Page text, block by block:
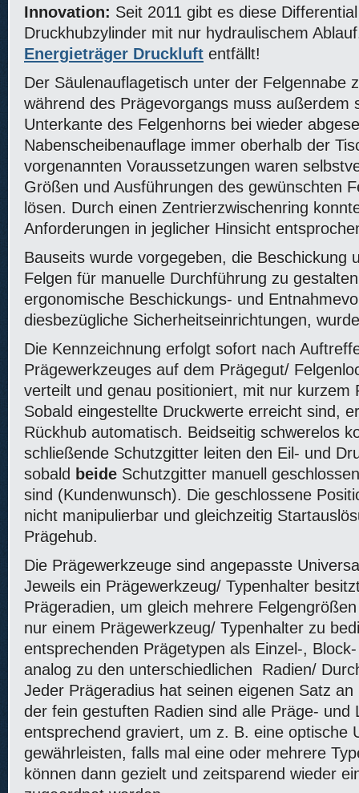
Innovation: Seit 2011 gibt es diese
Druckhubzylinder mit nur hydraulischem
Energieträger Druckluft entfällt!
Der Säulenauflagetisch unter der Felgennabe
während des Prägevorgangs muss außerdem
Unterkante des Felgenhorns bei wieder
Nabenscheibenauflage immer oberhalb der
vorgenannten Voraussetzungen waren
Größen und Ausführungen des gewünschten
lösen. Durch einen Zentrierzwischenring
Anforderungen in jeglicher Hinsicht
Bauseits wurde vorgegeben, die Beschickung
Felgen für manuelle Durchführung zu
ergonomische Beschickungs- und
diesbezügliche Sicherheitseinrichtungen,
Die Kennzeichnung erfolgt sofort nach
Prägewerkzeuges auf dem Prägegut/
verteilt und genau positioniert, mit nur kurzem
Sobald eingestellte Druckwerte erreicht sind,
Rückhub automatisch. Beidseitig schwerelos
schließende Schutzgitter leiten den Eil- und
sobald beide Schutzgitter manuell
sind (Kundenwunsch). Die geschlossene
nicht manipulierbar und gleichzeitig
Prägehub.
Die Prägewerkzeuge sind angepasste
Jeweils ein Prägewerkzeug/ Typenhalter
Prägeradien, um gleich mehrere
nur einem Prägewerkzeug/ Typenhalter zu
entsprechenden Prägetypen als Einzel-,
analog zu den unterschiedlichen Radien/
Jeder Prägeradius hat seinen eigenen Satz
der fein gestuften Radien sind alle Präge- und
entsprechend graviert, um z. B. eine optische
gewährleisten, falls mal eine oder mehrere
können dann gezielt und zeitsparend wieder